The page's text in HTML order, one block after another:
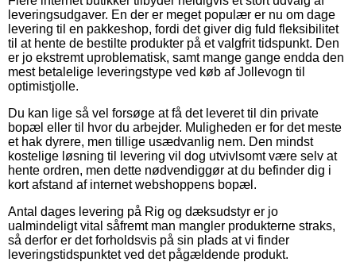
leveringsudgaver. En der er meget populær er nu om dage
levering til en pakkeshop, fordi det giver dig fuld fleksibilitet
til at hente de bestilte produkter på et valgfrit tidspunkt. Den
er jo ekstremt uproblematisk, samt mange gange endda den
mest betalelige leveringstype ved køb af Jollevogn til
optimistjolle.
Du kan lige så vel forsøge at få det leveret til din private
bopæl eller til hvor du arbejder. Muligheden er for det meste
et hak dyrere, men tillige usædvanlig nem. Den mindst
kostelige løsning til levering vil dog utvivlsomt være selv at
hente ordren, men dette nødvendiggør at du befinder dig i
kort afstand af internet webshoppens bopæl.
Antal dages levering på Rig og dæksudstyr er jo
ualmindeligt vital såfremt man mangler produkterne straks,
så derfor er det forholdsvis på sin plads at vi finder
leveringstidspunktet ved det pågældende produkt.